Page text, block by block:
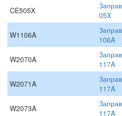
CE505X
05X
W1106A
106A
W2070A
117A
W2071A
117A
W2073A
117A